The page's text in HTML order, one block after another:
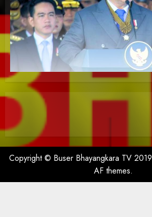
Copyright © Buser Bhayangkara TV 2019
AF themes.